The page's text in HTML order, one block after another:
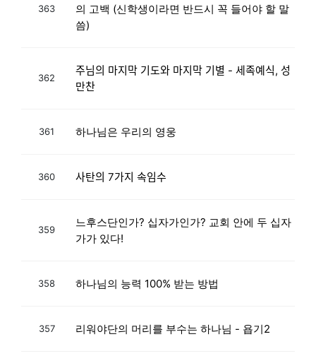
363
의 고백 (신학생이라면 반드시 꼭 들어야 할 말
씀)
362
주님의 마지막 기도와 마지막 기별 - 세족예식, 성
만찬
361 하나님은 우리의 영웅
360 사탄의 7가지 속임수
359
느후스단인가? 십자가인가? 교회 안에 두 십자
가가 있다!
358 하나님의 능력 100% 받는 방법
357 리워야단의 머리를 부수는 하나님 - 욥기2